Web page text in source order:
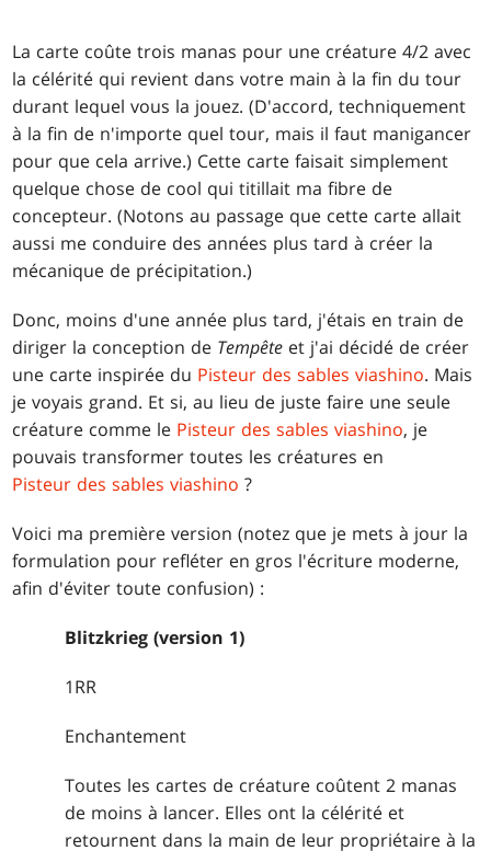
La carte coûte trois manas pour une créature 4/2 avec
la célérité qui revient dans votre main à la fin du tour
durant lequel vous la jouez. (D'accord, techniquement
à la fin de n'importe quel tour, mais il faut manigancer
pour que cela arrive.) Cette carte faisait simplement
quelque chose de cool qui titillait ma fibre de
concepteur. (Notons au passage que cette carte allait
aussi me conduire des années plus tard à créer la
mécanique de précipitation.)
Donc, moins d'une année plus tard, j'étais en train de
diriger la conception de Tempête et j'ai décidé de créer
une carte inspirée du Pisteur des sables viashino. Mais
je voyais grand. Et si, au lieu de juste faire une seule
créature comme le Pisteur des sables viashino, je
pouvais transformer toutes les créatures en
Pisteur des sables viashino ?
Voici ma première version (notez que je mets à jour la
formulation pour refléter en gros l'écriture moderne,
afin d'éviter toute confusion) :
Blitzkrieg (version 1)
1RR
Enchantement
Toutes les cartes de créature coûtent 2 manas
de moins à lancer. Elles ont la célérité et
retournent dans la main de leur propriétaire à la